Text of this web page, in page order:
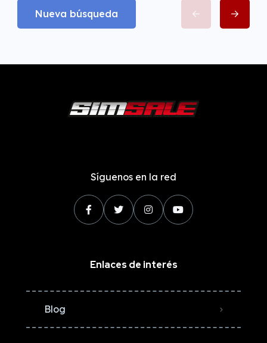
Nueva búsqueda
Síguenos en la red
Enlaces de interés
Blog